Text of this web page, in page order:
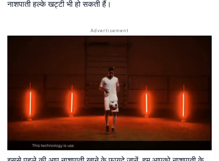
नाशपाती हल्के खट्टी भी हो सकती हैं।